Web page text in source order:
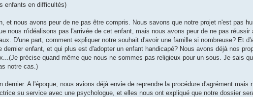
enfants en difficultés)
et nous avons peur de ne pas être compris. Nous savons que notre projet n'est pas
nous n'idéalisons pas l'arrivée de cet enfant, mais nous avons peur de ne pas réussir
D'une part, comment expliquer notre souhait d'avoir une famille si nombreuse? Et
enfant, et qui plus est d'adopter un enfant handicapé? Nous avons déjà nos
précise quand même que nous ne sommes pas religieux pour un sous. Je sais
notre cas.)
A l'époque, nous avions déjà envie de reprendre la procédure d'agrément mais
su service avec une psychologue, et elles nous ont expliqué que notre dossier